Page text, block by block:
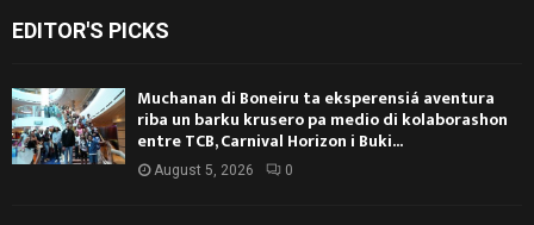
EDITOR'S PICKS
Muchanan di Boneiru ta eksperensiá aventura
riba un barku krusero pa medio di kolaborashon
entre TCB, Carnival Horizon i Buki...
August 5, 2026 0